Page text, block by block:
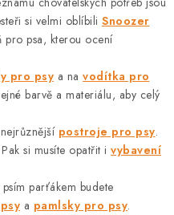
si velmi oblíbili Snoozer
pro psa, kterou ocení
pro psy a na vodítka pro
barvě a materiálu, aby celý
postroje pro psy.
si musíte opatřit i vybavení
parťákem budete
a pamlsky pro psy.